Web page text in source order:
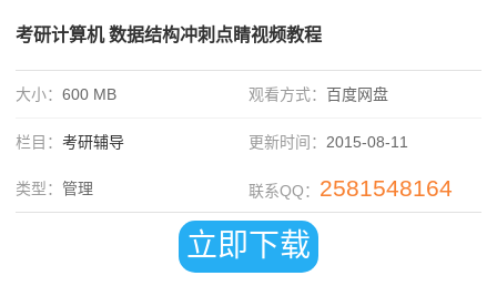
考研计算机 数据结构冲刺点睛视频教程
大小： 600 MB 观看方式： 百度网盘
栏目： 考研辅导 更新时间： 2015-08-11
类型： 管理 联系QQ： 2581548164
立即下载